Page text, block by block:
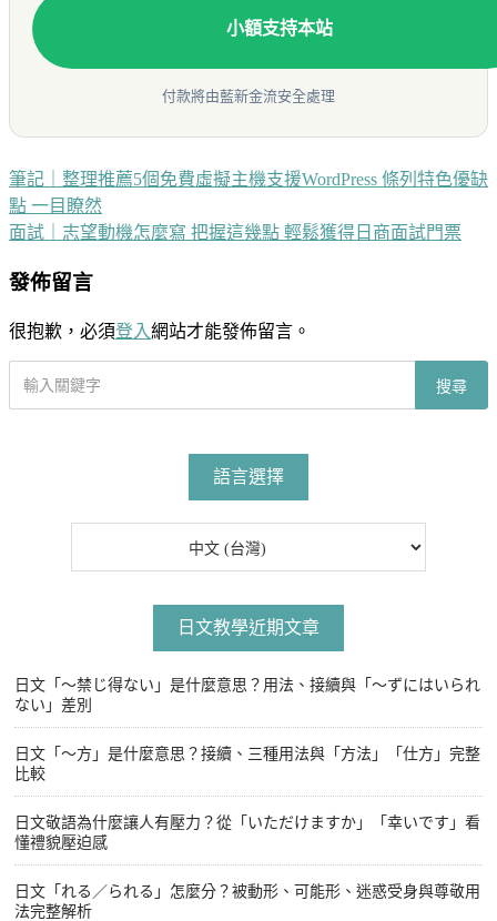
小額支持本站
付款將由藍新金流安全處理
文
章
導
筆記｜整理推薦5個免費虛擬主機支援WordPress 條列特色優缺
點 一目瞭然
面試｜志望動機怎麼寫 把握這幾點 輕鬆獲得日商面試門票
發佈留言
很抱歉，必須登入網站才能發佈留言。
搜尋
語言選擇
日文教學近期文章
日文「〜禁じ得ない」是什麼意思？用法、接續與「〜ずにはいられ
ない」差別
日文「〜方」是什麼意思？接續、三種用法與「方法」「仕方」完整
比較
日文敬語為什麼讓人有壓力？從「いただけますか」「幸いです」看
懂禮貌壓迫感
日文「れる／られる」怎麼分？被動形、可能形、迷惑受身與尊敬用
法完整解析